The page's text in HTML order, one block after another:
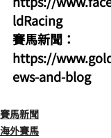
ldRacing
賽馬新聞：
https://
ews-and-blog
賽馬新聞
海外賽馬